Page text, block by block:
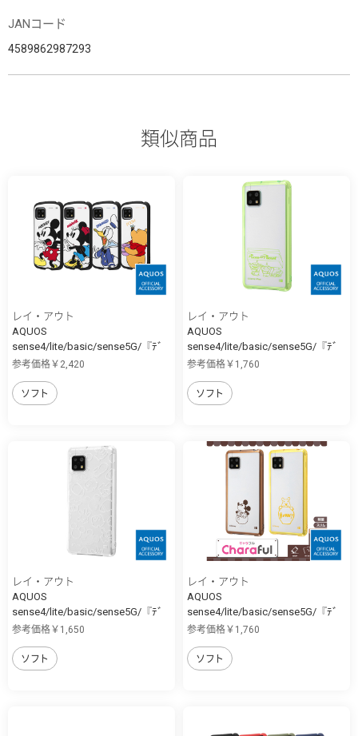
JANコード
4589862987293
類似商品
レイ・アウト
AQUOS
sense4/lite/basic/sense5G/『ﾃﾞ
ｨ...
参考価格￥2,420
ソフト
レイ・アウト
AQUOS
sense4/lite/basic/sense5G/『ﾃﾞ
ｨ...
参考価格￥1,760
ソフト
レイ・アウト
AQUOS
sense4/lite/basic/sense5G/『ﾃﾞ
ｨ...
参考価格￥1,650
ソフト
レイ・アウト
AQUOS
sense4/lite/basic/sense5G/『ﾃﾞ
ｨ...
参考価格￥1,760
ソフト